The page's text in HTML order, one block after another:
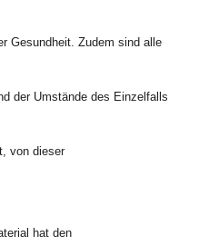
Gesundheit. Zudem sind alle
der Umstände des Einzelfalls
von dieser
hat den